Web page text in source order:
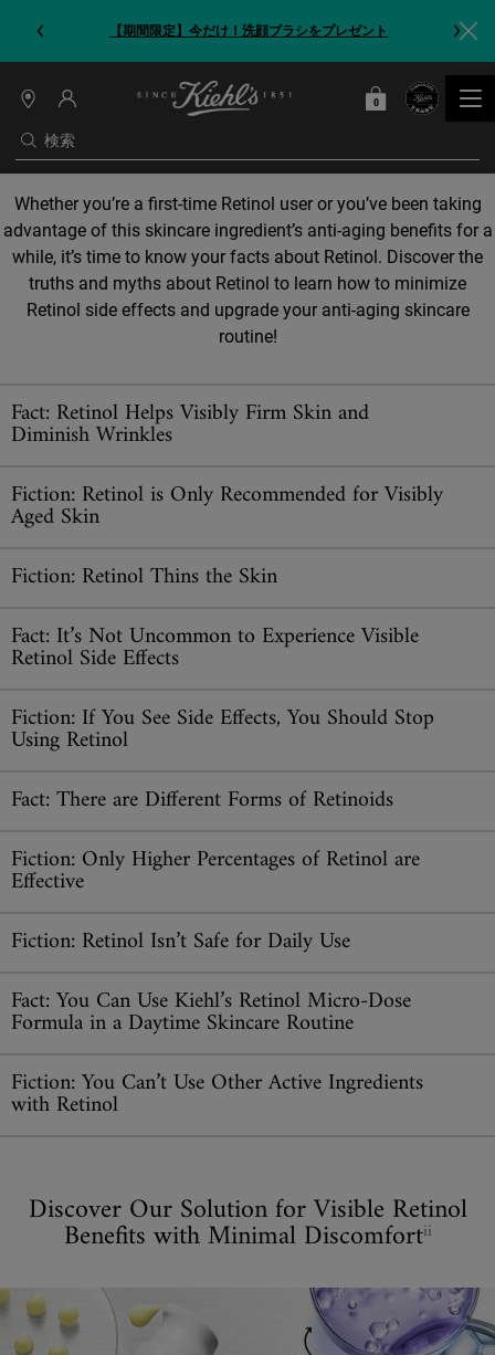
【期間限定】今だけ！洗顔ブラシをプレゼント
検索
店
情
報
カート
0
0 カート内の製品
Whether you’re a first-time Retinol user or you’ve been taking
advantage of this skincare ingredient’s anti-aging benefits for a
while, it’s time to know your facts about Retinol. Discover the
truths and myths about Retinol to learn how to minimize
Retinol side effects and upgrade your anti-aging skincare
routine!
Fact: Retinol Helps Visibly Firm Skin and
Diminish Wrinkles
Fiction: Retinol is Only Recommended for Visibly
Aged Skin
Fiction: Retinol Thins the Skin
Fact: It’s Not Uncommon to Experience Visible
Retinol Side Effects
Fiction: If You See Side Effects, You Should Stop
Using Retinol
Fact: There are Different Forms of Retinoids
Fiction: Only Higher Percentages of Retinol are
Effective
Fiction: Retinol Isn’t Safe for Daily Use
Fact: You Can Use Kiehl’s Retinol Micro-Dose
Formula in a Daytime Skincare Routine
Fiction: You Can’t Use Other Active Ingredients
with Retinol
Discover Our Solution for Visible Retinol
Benefits with Minimal Discomfortii